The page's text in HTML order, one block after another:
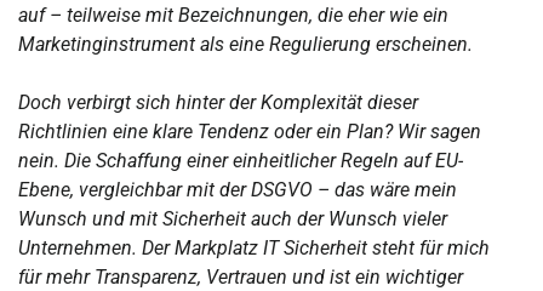
auf – teilweise mit Bezeichnungen, die eher wie ein
Marketinginstrument als eine Regulierung erscheinen.
Doch verbirgt sich hinter der Komplexität dieser
Richtlinien eine klare Tendenz oder ein Plan? Wir sagen
nein. Die Schaffung einer einheitlicher Regeln auf EU-
Ebene, vergleichbar mit der DSGVO – das wäre mein
Wunsch und mit Sicherheit auch der Wunsch vieler
Unternehmen. Der Markplatz IT Sicherheit steht für mich
für mehr Transparenz, Vertrauen und ist ein wichtiger